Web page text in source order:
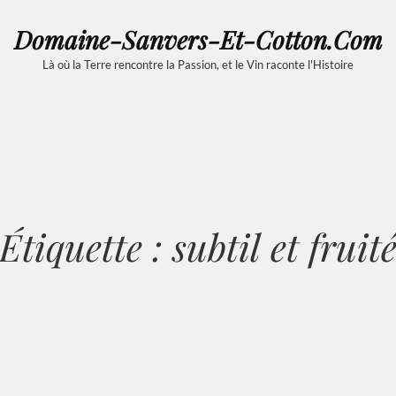
Domaine-Sanvers-Et-Cotton.com
Là où la Terre rencontre la Passion, et le Vin raconte l'Histoire
Étiquette :subtil et fruité